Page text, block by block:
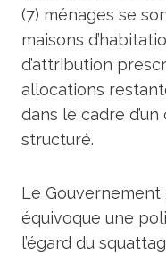
(7) ménages se
maisons
d’attribution
allocations
dans le cadre
structuré.
Le Gouvernement
équivoque une
l’égard du